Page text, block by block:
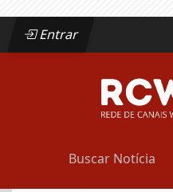
Entrar